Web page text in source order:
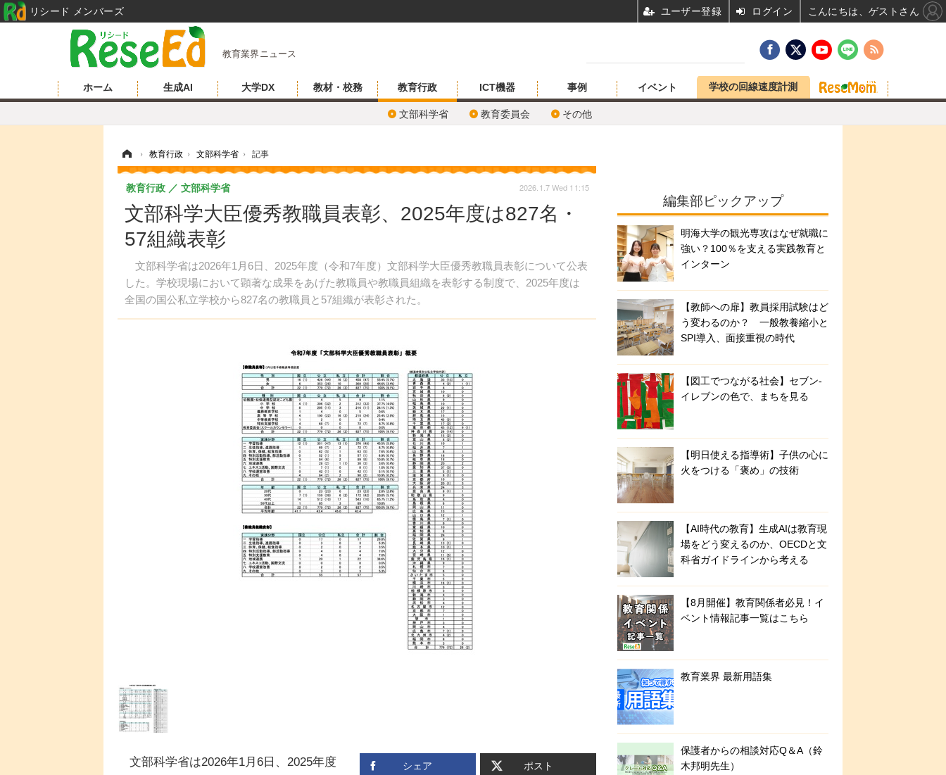
教育業界ニュース
ホーム 生成AI 大学DX 教材・校務 教育行政
文部科学省 教育委員会 その他
ICT機器 事例 イベント 学校の回線速度計測
› 教育行政 › 文部科学省 › 記事
文部科学大臣優秀教職員表彰、2025年度は827名・
57組織表彰
文部科学省は2026年1月6日、2025年度（令和7年度）文部科学大臣優秀教職員表彰について公表
した。学校現場において顕著な成果をあげた教職員や教職員組織を表彰する制度で、2025年度は
全国の国公私立学校から827名の教職員と57組織が表彰された。
教育行政 文部科学省 2026.1.7 Wed 11:15
シェア ポスト
文部科学省は2026年1月6日、2025年度
編集部ピックアップ
明海大学の観光専攻はなぜ就職に
強い？100％を支える実践教育と
インターン
【教師への扉】教員採用試験はど
う変わるのか？ 一般教養縮小と
SPI導入、面接重視の時代
【図工でつながる社会】セブン‐
イレブンの色で、まちを見る
【明日使える指導術】子供の心に
火をつける「褒め」の技術
【AI時代の教育】生成AIは教育現
場をどう変えるのか、OECDと文
科省ガイドラインから考える
【8月開催】教育関係者必見！イ
ベント情報記事一覧はこちら
教育業界 最新用語集
保護者からの相談対応Q＆A（鈴
木邦明先生）
リシード メンバーズ ユーザー登録 ログイン こんにちは、ゲストさん